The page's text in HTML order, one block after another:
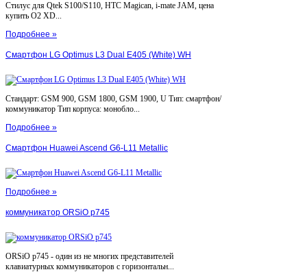
Стилус для Qtek S100/S110, HTC Magican, i-mate JAM, цена
купить O2 XD...
Подробнее »
Смартфон LG Optimus L3 Dual E405 (White) WH
Стандарт: GSM 900, GSM 1800, GSM 1900, U Тип: смартфон/
коммуникатор Тип корпуса: монобло...
Подробнее »
Смартфон Huawei Ascend G6-L11 Metallic
Подробнее »
коммуникатор ORSiO p745
ORSiO p745 - один из не многих представителей
клавиатурных коммуникаторов с горизонтальн...